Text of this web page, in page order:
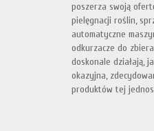
poszerza swoją
pielęgnacji roślin,
automatyczne
odkurzacze do
doskonale działają,
okazyjna,
produktów tej